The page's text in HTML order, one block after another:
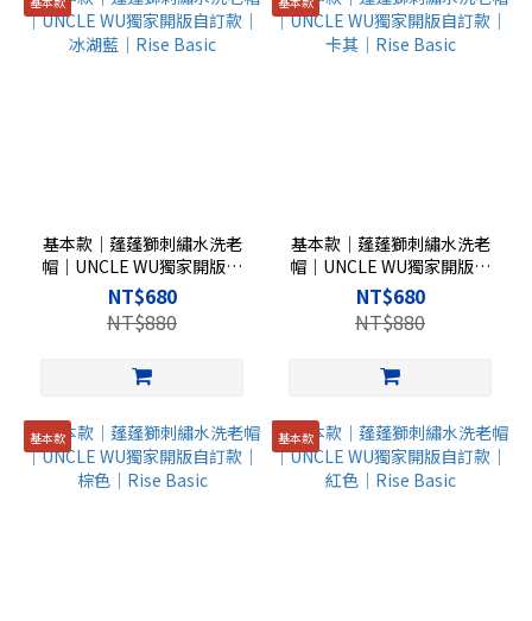
基本款｜蓬蓬獅刺繡水洗老
帽｜UNCLE WU獨家開版自
訂款｜冰湖藍｜Rise Basic
NT$680
NT$880
基本款｜蓬蓬獅刺繡水洗老
帽｜UNCLE WU獨家開版自
訂款｜卡其｜Rise Basic
NT$680
NT$880
基本款 基本款